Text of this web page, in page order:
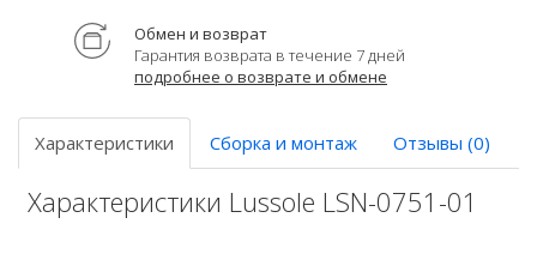
Обмен и возврат
Гарантия возврата в течение 7 дней
подробнее о возврате и обмене
Характеристики Сборка и монтаж Отзывы (0)
Характеристики Lussole LSN-0751-01